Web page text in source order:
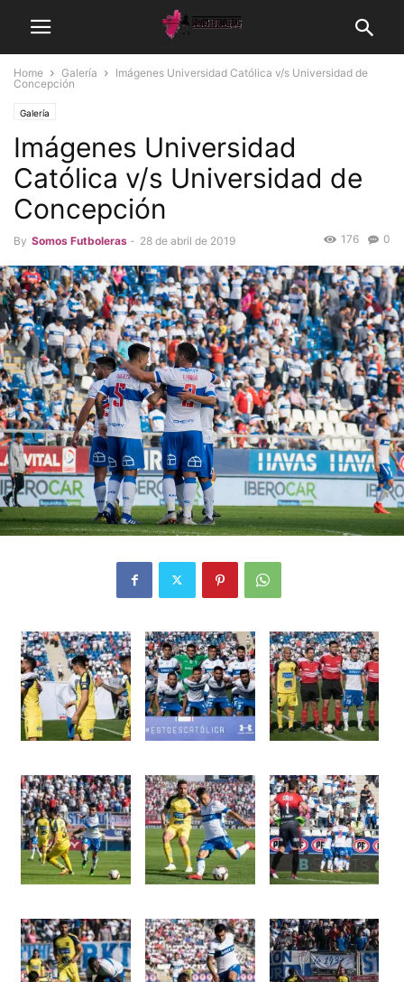
Home Galería
Imágenes Universidad Católica v/s Universidad de
Concepción
Galería
Imágenes Universidad
Católica v/s Universidad de
Concepción
By Somos Futboleras - 28 de abril de 2019 0
176